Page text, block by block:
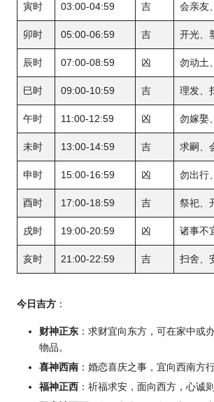
寅时 03:00-04:59 吉 会亲友
卯时 05:00-06:59 吉 开光、
辰时 07:00-08:59 凶 勿动土
巳时 09:00-10:59 吉 理发、
午时 11:00-12:59 凶 勿嫁娶
未时 13:00-14:59 吉 求嗣、
申时 15:00-16:59 凶 勿出行
酉时 17:00-18:59 吉 祭祀、
戌时 19:00-20:59 凶 诸事不
亥时 21:00-22:59 吉 扫舍、
今日吉方 ：
财神正东 ：求财宜向东方，可在家中或
物品。
喜神西南 ：婚恋喜庆之事，宜向西南方
福神正西 ：祈福求安，面向西方，心诚则